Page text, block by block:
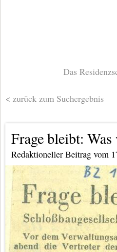
Das
zurück zum Suchergebnis
Frage bleibt:
Redaktioneller Beitrag vom